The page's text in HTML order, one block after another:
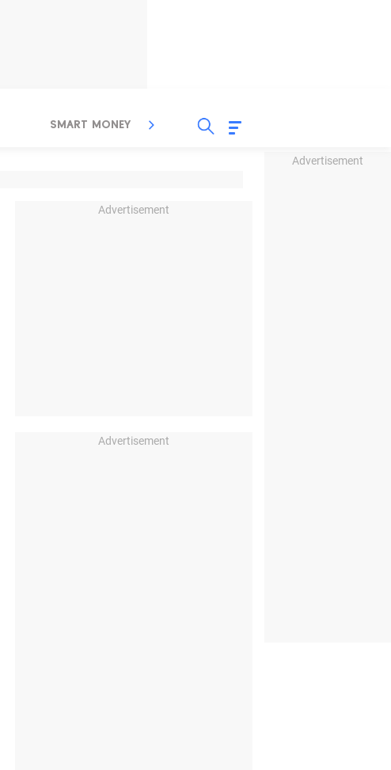
Advertisement
SMART MONEY INSPIRASI BISNIS
Advertisement
Advertisement